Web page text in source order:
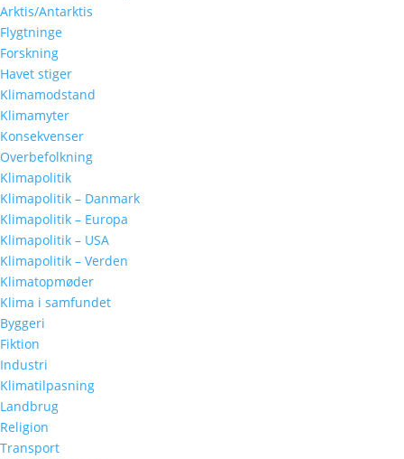
Arktis/Antarktis
Flygtninge
Forskning
Havet stiger
Klimamodstand
Klimamyter
Konsekvenser
Overbefolkning
Klimapolitik
Klimapolitik – Danmark
Klimapolitik – Europa
Klimapolitik – USA
Klimapolitik – Verden
Klimatopmøder
Klima i samfundet
Byggeri
Fiktion
Industri
Klimatilpasning
Landbrug
Religion
Transport